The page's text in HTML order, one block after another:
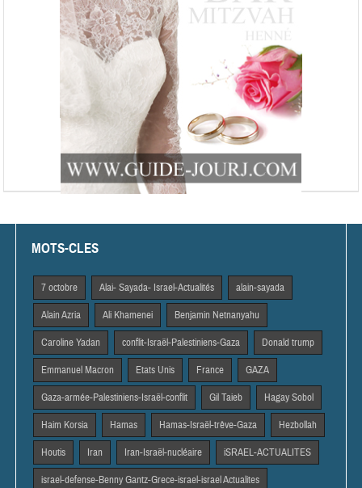
MOTS-CLES
7 octobre Alai- Sayada- Israel-Actualités alain-sayada
Alain Azria Ali Khamenei Benjamin Netnanyahu
Caroline Yadan conflit-Israël-Palestiniens-Gaza Donald trump
Emmanuel Macron Etats Unis France GAZA
Gaza-armée-Palestiniens-Israël-conflit Gil Taieb Hagay Sobol
Haim Korsia Hamas Hamas-Israël-trêve-Gaza Hezbollah
Houtis Iran Iran-Israël-nucléaire iSRAEL-ACTUALITES
israel-defense-Benny Gantz-Grece-israel-israel Actualites